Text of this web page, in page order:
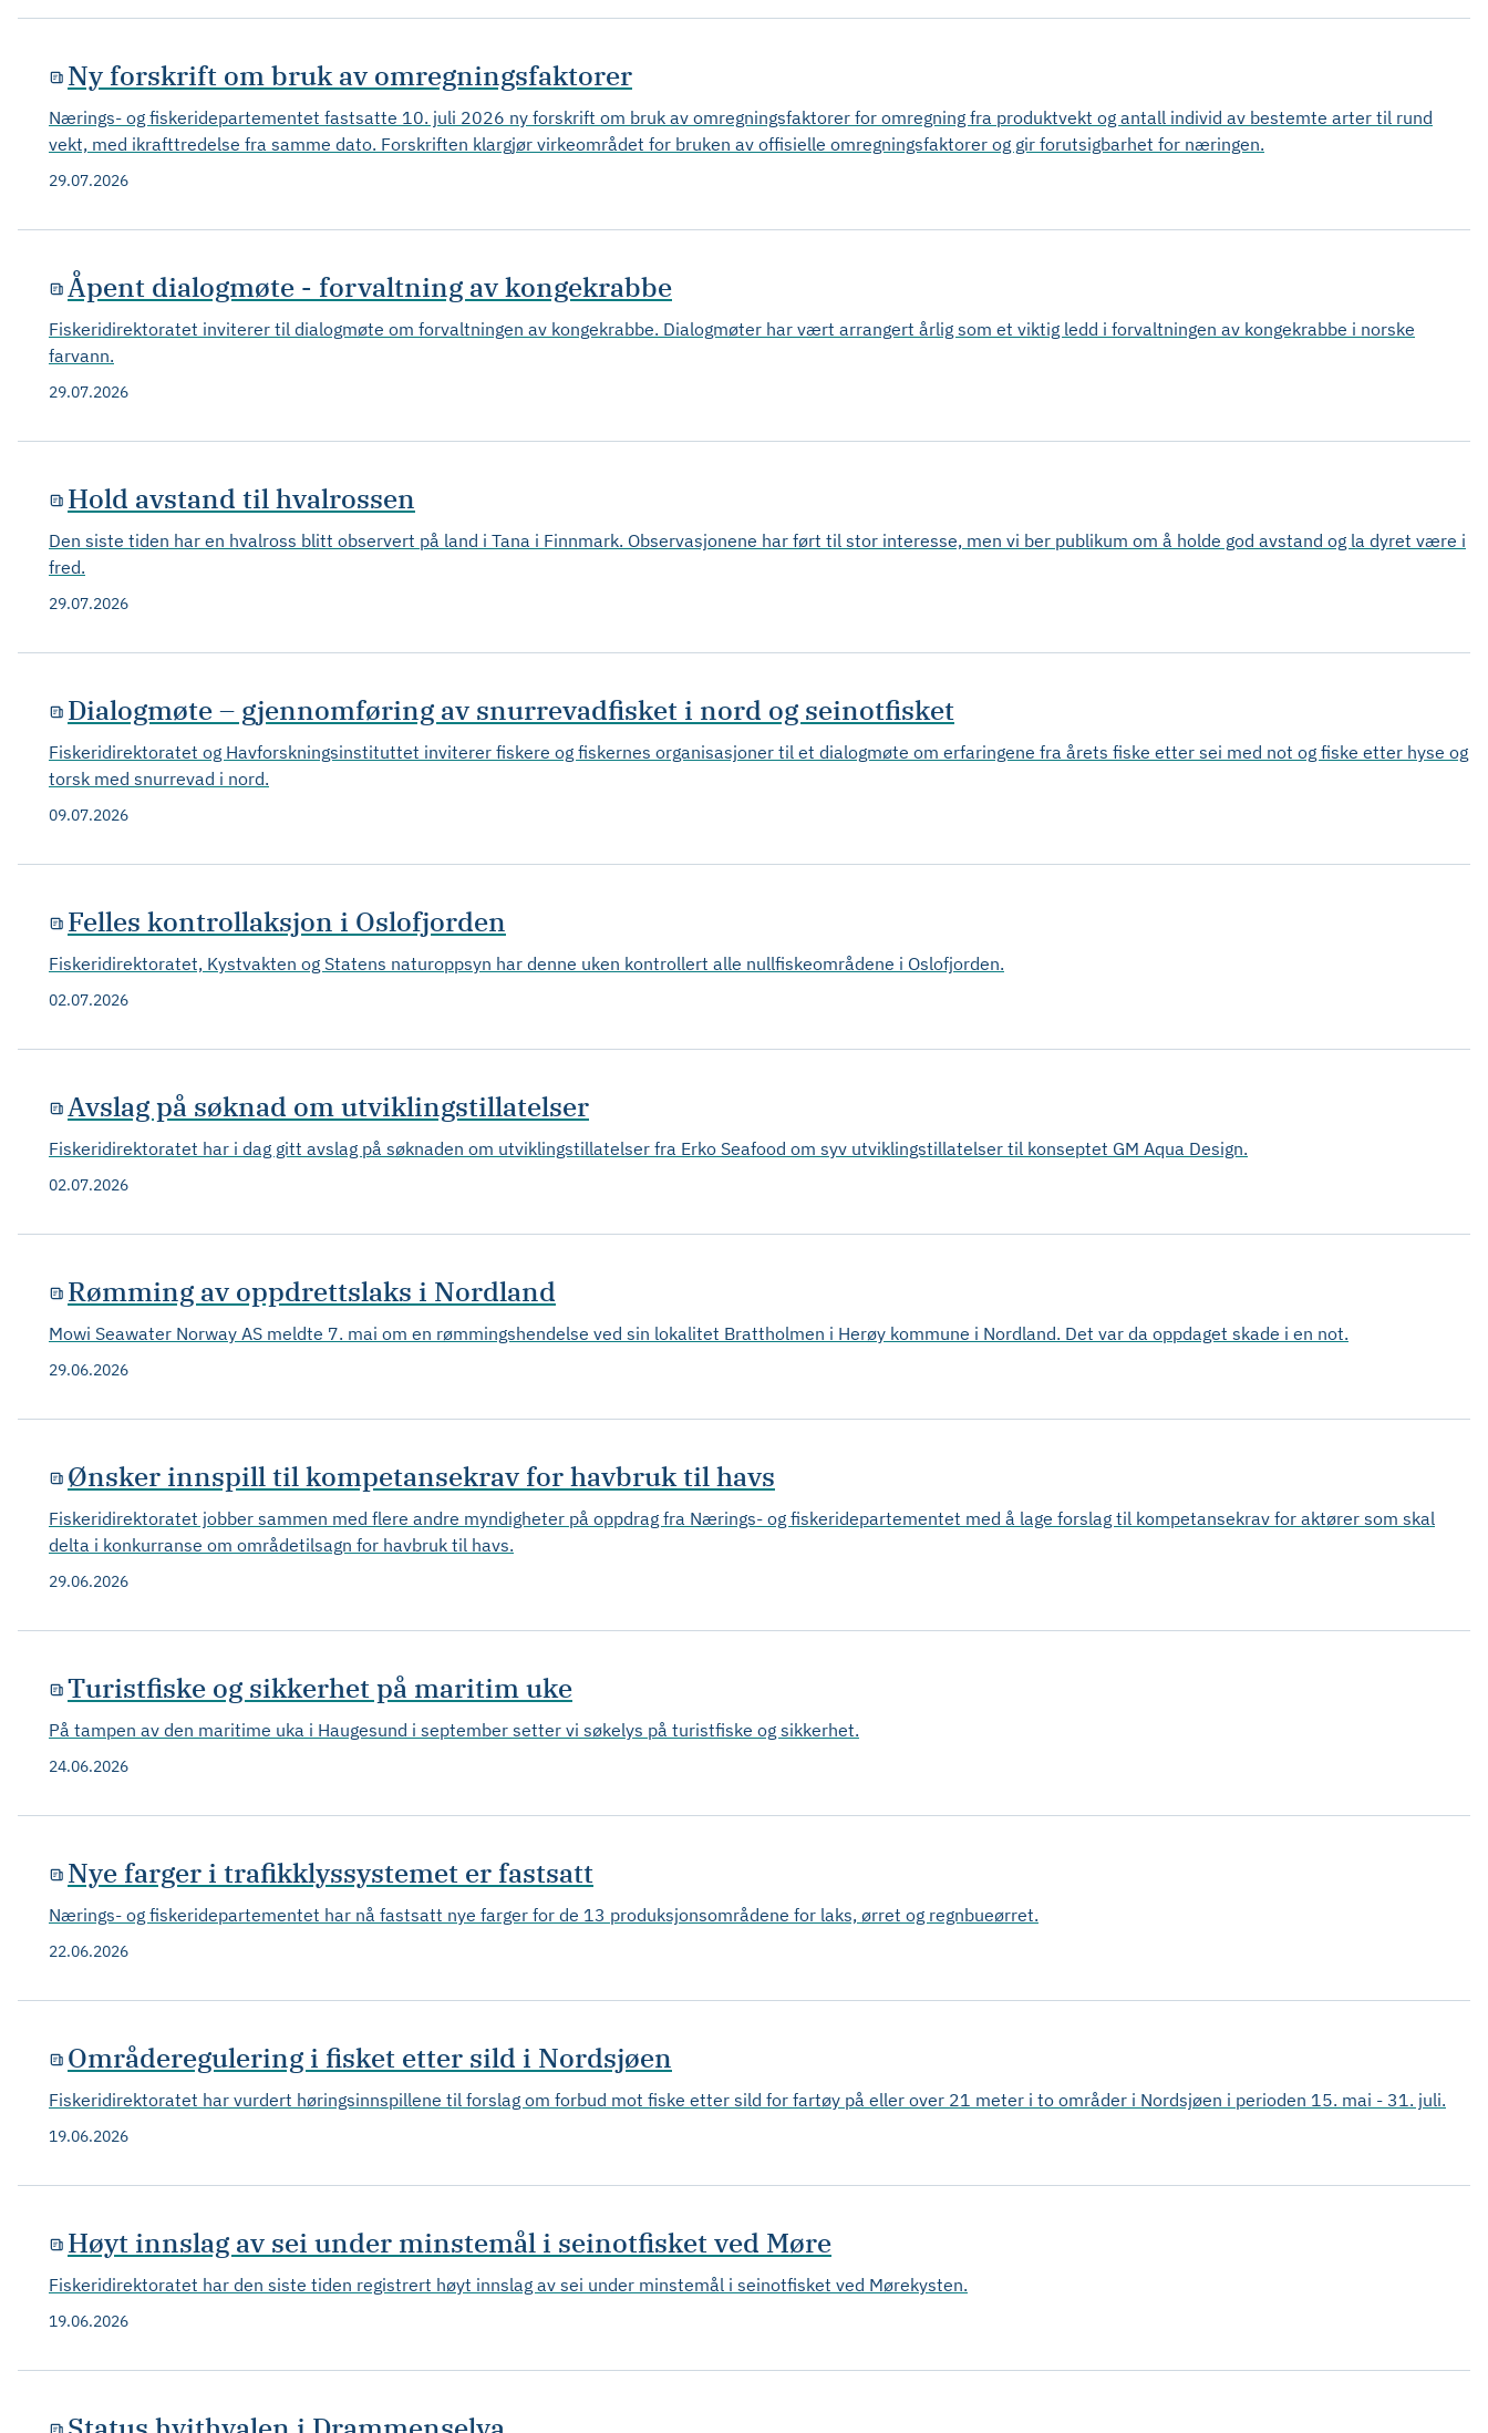
Ny forskrift om bruk av omregningsfaktorer
Nærings- og fiskeridepartementet fastsatte 10. juli 2026 ny forskrift om bruk av omregningsfaktorer for omregning fra produktvekt og antall individ av bestemte arter til rund
vekt, med ikrafttredelse fra samme dato. Forskriften klargjør virkeområdet for bruken av offisielle omregningsfaktorer og gir forutsigbarhet for næringen.
29.07.2026
Åpent dialogmøte - forvaltning av kongekrabbe
Fiskeridirektoratet inviterer til dialogmøte om forvaltningen av kongekrabbe. Dialogmøter har vært arrangert årlig som et viktig ledd i forvaltningen av kongekrabbe i norske
farvann.
29.07.2026
Hold avstand til hvalrossen
Den siste tiden har en hvalross blitt observert på land i Tana i Finnmark. Observasjonene har ført til stor interesse, men vi ber publikum om å holde god avstand og la dyret være i
fred.
29.07.2026
Dialogmøte – gjennomføring av snurrevadfisket i nord og seinotfisket
Fiskeridirektoratet og Havforskningsinstituttet inviterer fiskere og fiskernes organisasjoner til et dialogmøte om erfaringene fra årets fiske etter sei med not og fiske etter hyse og
torsk med snurrevad i nord.
09.07.2026
Felles kontrollaksjon i Oslofjorden
Fiskeridirektoratet, Kystvakten og Statens naturoppsyn har denne uken kontrollert alle nullfiskeområdene i Oslofjorden.
02.07.2026
Avslag på søknad om utviklingstillatelser
Fiskeridirektoratet har i dag gitt avslag på søknaden om utviklingstillatelser fra Erko Seafood om syv utviklingstillatelser til konseptet GM Aqua Design.
02.07.2026
Rømming av oppdrettslaks i Nordland
Mowi Seawater Norway AS meldte 7. mai om en rømmingshendelse ved sin lokalitet Brattholmen i Herøy kommune i Nordland. Det var da oppdaget skade i en not.
29.06.2026
Ønsker innspill til kompetansekrav for havbruk til havs
Fiskeridirektoratet jobber sammen med flere andre myndigheter på oppdrag fra Nærings- og fiskeridepartementet med å lage forslag til kompetansekrav for aktører som skal
delta i konkurranse om områdetilsagn for havbruk til havs.
29.06.2026
Turistfiske og sikkerhet på maritim uke
På tampen av den maritime uka i Haugesund i september setter vi søkelys på turistfiske og sikkerhet.
24.06.2026
Nye farger i trafikklyssystemet er fastsatt
Nærings- og fiskeridepartementet har nå fastsatt nye farger for de 13 produksjonsområdene for laks, ørret og regnbueørret.
22.06.2026
Områderegulering i fisket etter sild i Nordsjøen
Fiskeridirektoratet har vurdert høringsinnspillene til forslag om forbud mot fiske etter sild for fartøy på eller over 21 meter i to områder i Nordsjøen i perioden 15. mai - 31. juli.
19.06.2026
Høyt innslag av sei under minstemål i seinotfisket ved Møre
Fiskeridirektoratet har den siste tiden registrert høyt innslag av sei under minstemål i seinotfisket ved Mørekysten.
19.06.2026